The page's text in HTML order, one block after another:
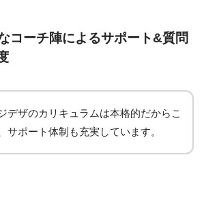
コーチ陣によるサポート&質問
デザのカリキュラムは本格的だからこ
サポート体制も充実しています。